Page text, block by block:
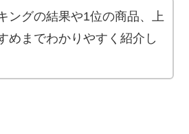
ングの結果や1位の商品、上
めまでわかりやすく紹介し